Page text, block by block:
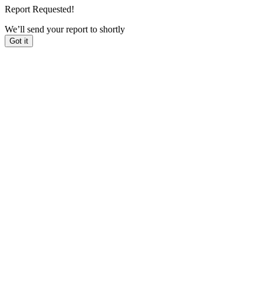
Report Requested!
We’ll send your report to shortly
Got it